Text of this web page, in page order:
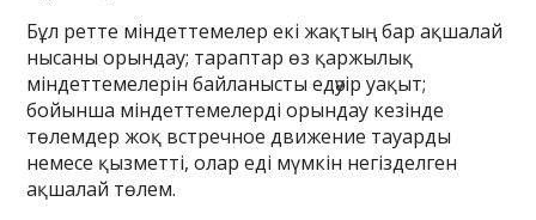
Бұл ретте міндеттемелер екі жақтың бар ақшалай
нысаны орындау; тараптар өз қаржылық
міндеттемелерін байланысты едәуір уақыт;
бойынша міндеттемелерді орындау кезінде
төлемдер жоқ встречное движение тауарды
немесе қызметті, олар еді мүмкін негізделген
ақшалай төлем.